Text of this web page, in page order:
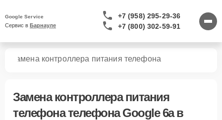
Google Service
Сервис в Барнауле
+7 (958) 295-29-36
+7 (800) 302-59-91
Замена контроллера питания телефона
Замена контроллера питания
телефона телефона Google 6a в